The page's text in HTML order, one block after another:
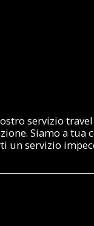
servizio travel
Siamo a tua
un servizio